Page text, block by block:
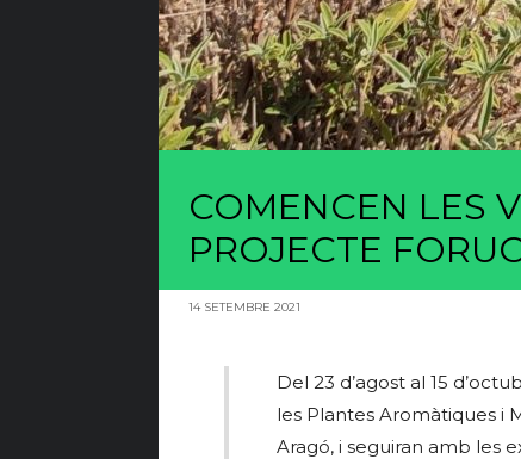
COMENCEN LES
PROJECTE
14 SETEMBRE 2021
Del 23 d’agost al 15
les Plantes Aromàtiques i
Aragó, i seguiran amb les